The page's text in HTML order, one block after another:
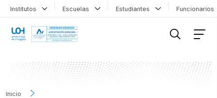
Institutos Escuelas Estudiantes
Inicio